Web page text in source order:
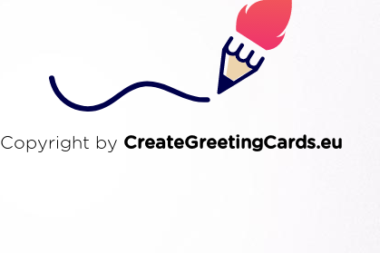
Copyright by CreateGreetingCards.eu